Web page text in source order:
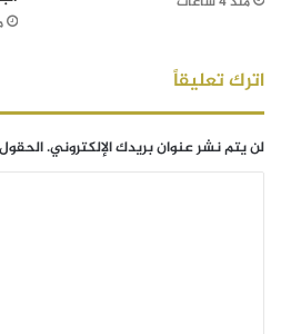
اترك تعليقاً
لن يتم نشر عنوان بريدك الإلكتروني.الحقول